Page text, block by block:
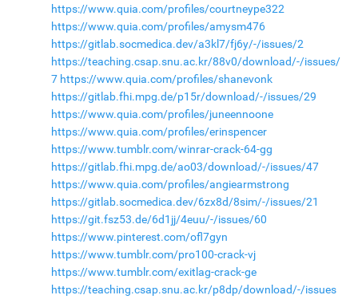
https://www.quia.com/profiles/courtneype322
https://www.quia.com/profiles/amysm476
https://gitlab.socmedica.dev/a3kl7/fj6y/-/issues/2
https://teaching.csap.snu.ac.kr/88v0/download/-/issues/
7 https://www.quia.com/profiles/shanevonk
https://gitlab.fhi.mpg.de/p15r/download/-/issues/29
https://www.quia.com/profiles/juneennoone
https://www.quia.com/profiles/erinspencer
https://www.tumblr.com/winrar-crack-64-gg
https://gitlab.fhi.mpg.de/ao03/download/-/issues/47
https://www.quia.com/profiles/angiearmstrong
https://gitlab.socmedica.dev/6zx8d/8sim/-/issues/21
https://git.fsz53.de/6d1jj/4euu/-/issues/60
https://www.pinterest.com/ofl7gyn
https://www.tumblr.com/pro100-crack-vj
https://www.tumblr.com/exitlag-crack-ge
https://teaching.csap.snu.ac.kr/p8dp/download/-/issues